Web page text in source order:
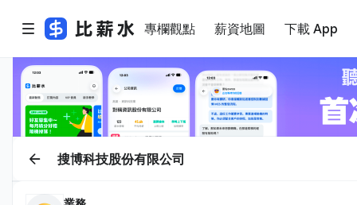
專欄觀點 薪資地圖 下載 App
搜博科技股份有限公司